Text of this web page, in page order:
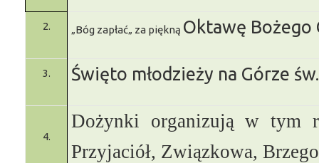
2. „Bóg zapłać„ za piękną Oktawę Bożego
3. Święto młodzieży na Górze
4.
Dożynki organizują w tym
Przyjaciół, Związkowa,